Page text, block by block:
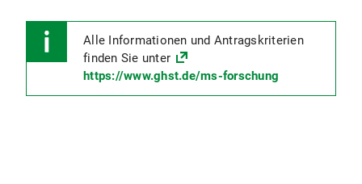
Alle Informationen und Antragskriterien
finden Sie unter
https://www.ghst.de/ms-forschung